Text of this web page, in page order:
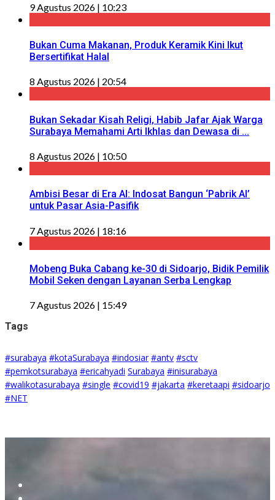
9 Agustus 2026 | 10:23
Bukan Cuma Makanan, Produk Keramik Kini Ikut
Bersertifikat Halal
8 Agustus 2026 | 20:54
Bukan Sekadar Kisah Religi, Habib Jafar Ajak Warga
Surabaya Memahami Arti Ikhlas dan Dewasa di ...
8 Agustus 2026 | 10:50
Ambisi Besar di Era AI: Indosat Bangun ‘Pabrik AI’
untuk Pasar Asia-Pasifik
7 Agustus 2026 | 18:16
Mobeng Buka Cabang ke-30 di Sidoarjo, Bidik Pemilik
Mobil Seken dengan Layanan Serba Lengkap
7 Agustus 2026 | 15:49
Tags
#surabaya #kotaSurabaya #indosiar #antv #sctv
#pemkotsurabaya #ericahyadi Surabaya #inisurabaya
#walikotasurabaya #single #covid19 #jakarta #keretaapi #sidoarjo
#NET